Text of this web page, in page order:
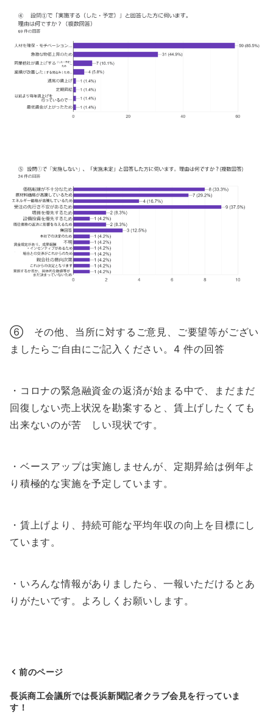
⑥ その他、当所に対するご意見、ご要望等がござい
ましたらご自由にご記入ください。4 件の回答
・コロナの緊急融資金の返済が始まる中で、まだまだ
回復しない売上状況を勘案すると、賃上げしたくても
出来ないのが苦 しい現状です。
・ベースアップは実施しませんが、定期昇給は例年よ
り積極的な実施を予定しています。
・賃上げより、持続可能な平均年収の向上を目標にし
ています。
・いろんな情報がありましたら、一報いただけるとあ
りがたいです。よろしくお願いします。
投
稿
前のページ
長浜商工会議所では長浜新聞記者クラブ会見を行っていま
す！